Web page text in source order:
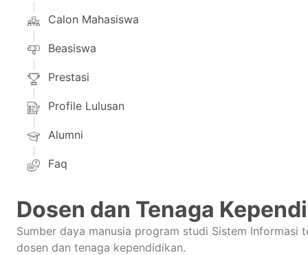
Calon Mahasiswa
Beasiswa
Prestasi
Profile Lulusan
Alumni
Faq
Dosen dan Tenaga
Sumber daya manusia program studi Sistem Informasi
dosen dan tenaga kependidikan.